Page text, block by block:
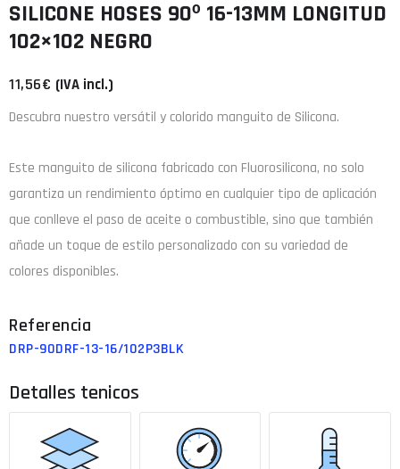
SILICONE HOSES 90º 16-13MM LONGITUD
102×102 NEGRO
11,56€ (IVA incl.)
Descubra nuestro versátil y colorido manguito de Silicona.
Este manguito de silicona fabricado con Fluorosilicona, no solo
garantiza un rendimiento óptimo en cualquier tipo de aplicación
que conlleve el paso de aceite o combustible, sino que también
añade un toque de estilo personalizado con su variedad de
colores disponibles.
DRP-90DRF-13-16/102P3BLK
Detalles tenicos